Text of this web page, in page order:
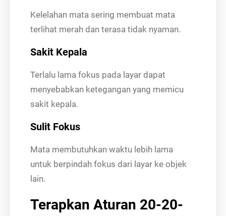
Kelelahan mata sering membuat mata
terlihat merah dan terasa tidak nyaman.
Sakit Kepala
Terlalu lama fokus pada layar dapat
menyebabkan ketegangan yang memicu
sakit kepala.
Sulit Fokus
Mata membutuhkan waktu lebih lama
untuk berpindah fokus dari layar ke objek
lain.
Terapkan Aturan 20-20-